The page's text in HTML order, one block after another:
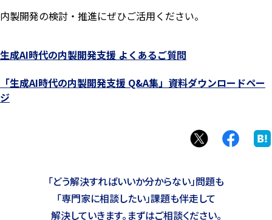
内製開発の検討・推進にぜひご活用ください。
生成AI時代の内製開発支援 よくあるご質問
「生成AI時代の内製開発支援 ​Q&A集」資料ダウンロードペー
ジ
「どう解決すればいいか分からない」問題も
「専門家に相談したい」課題も伴走して
解決していきます。まずはご相談ください。